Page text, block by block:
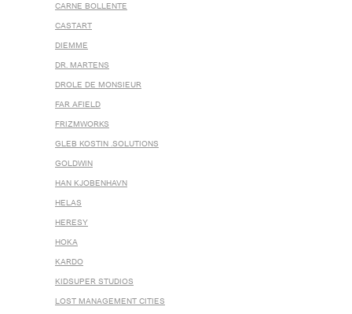
CARNE BOLLENTE
CASTART
DIEMME
DR. MARTENS
DROLE DE MONSIEUR
FAR AFIELD
FRIZMWORKS
GLEB KOSTIN .SOLUTIONS
GOLDWIN
HAN KJOBENHAVN
HELAS
HERESY
HOKA
KARDO
KIDSUPER STUDIOS
LOST MANAGEMENT CITIES